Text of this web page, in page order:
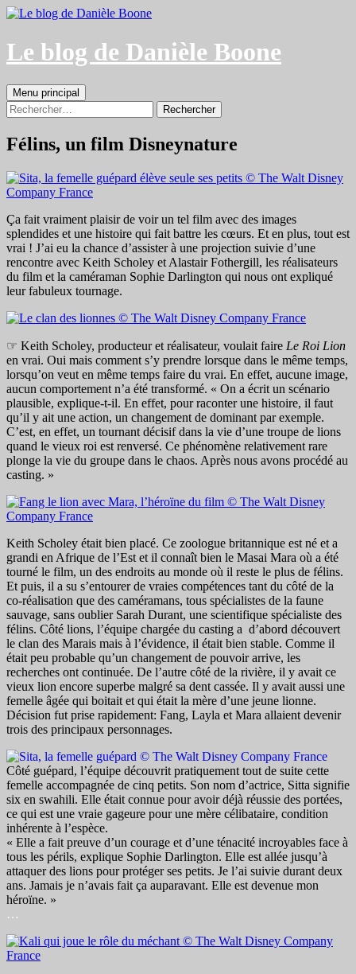
Aller
contenu
Le blog de Danièle Boone
Recherche
Menu principal
Rechercher :
Félins, un film Disneynature
Ça fait vraiment plaisir de voir un tel film avec des images
splendides et une histoire qui fait battre les cœurs. Et en plus, tout est
vrai ! J’ai eu la chance d’assister à une projection suivie d’une
rencontre avec Keith Scholey et Alastair Fothergill, les réalisateurs
du film et la caméraman Sophie Darlington qui nous ont expliqué
leur fabuleux tournage.
☞ Keith Scholey, producteur et réalisateur, voulait faire Le Roi Lion
en vrai. Oui mais comment s’y prendre lorsque dans le même temps,
lorsqu’on veut en même temps faire du vrai. En effet, aucune image,
aucun comportement n’a été transformé. « On a écrit un scénario
plausible, explique-t-il. En effet, pour raconter une histoire, il faut
qu’il y ait une action, un changement de dominant par exemple.
C’est, en effet, un tournant décisif dans la vie d’une troupe de lions
quand le vieux roi est renversé. Ce phénomène relativement rare
plonge la vie du groupe dans le chaos. Après nous avons procédé au
casting. »
Keith Scholey était bien placé. Ce zoologue britannique est né et a
grandi en Afrique de l’Est et il connaît bien le Masai Mara où a été
tourné le film, un des endroits au monde où il reste le plus de félins.
Et puis, il a su s’entourer de vraies compétences tant du côté de la
co-réalisation que des caméramans, tous spécialistes de la faune
sauvage, sans oublier Sarah Durant, une scientifique spécialiste des
félins. Côté lions, l’équipe chargée du casting a d’abord découvert
le clan des Marais mais à l’évidence, il était bien stable. Comme il
était peu probable qu’un changement de pouvoir arrive, les
recherches ont continuée. De l’autre côté de la rivière, il y avait ce
vieux lion encore superbe malgré sa dent cassée. Il y avait aussi une
femelle âgée qui boitait et qui était la mère d’une jeune lionne.
Décision fut prise rapidement: Fang, Layla et Mara allaient devenir
trois des principaux personnages.
Côté guépard, l’équipe découvrit pratiquement tout de suite cette
femelle accompagnée de cinq petits. Son nom d’actrice, Sitta signifie
six en swahili. Elle était connue pour avoir déjà réussie des portées,
ce qui est une vraie gageure pour une mère célibataire, condition
inhérente à l’espèce.
« Elle a fait preuve d’un courage et d’une ténacité incroyables face à
tous les périls, explique Sophie Darlington. Elle est allée jusqu’à
attaquer des lions pour protéger ses petits. Je l’ai suivie durant deux
ans. Jamais je n’avais fait ça auparavant. Elle est devenue mon
héroïne. »
…